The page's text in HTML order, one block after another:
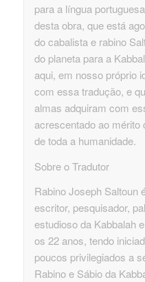
para a língua
desta obra, que está
do cabalista e rabino
do planeta para a
aqui, em nosso próprio
com essa tradução, e
almas adquiram com
acrescentado ao mérito
de toda a humanidade.
Sobre o Tradutor
Rabino Joseph Saltoun
escritor, pesquisador,
estudioso da Kabbalah
os 22 anos, tendo
poucos privilegiados a
Rabino e Sábio da